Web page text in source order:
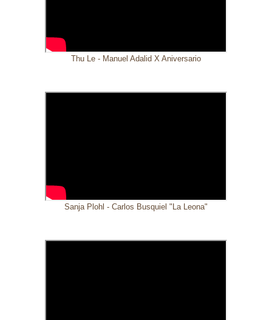
Thu Le - Manuel Adalid X Aniversario
Sanja Plohl - Carlos Busquiel "La Leona"